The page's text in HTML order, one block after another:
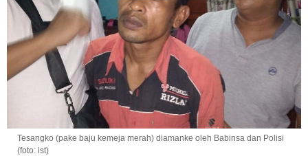
Tesangko (pake baju kemeja merah) diamanke oleh Babinsa dan Polisi
(foto: ist)